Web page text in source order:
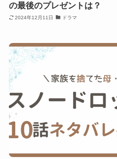
の最後のプレゼントは？
2024年12月11日 ドラマ